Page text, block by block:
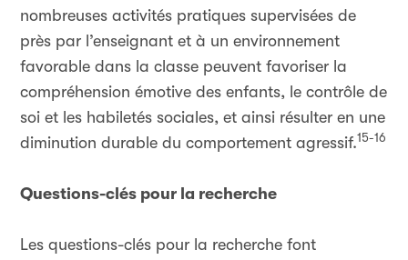
nombreuses activités pratiques supervisées de
près par l’enseignant et à un environnement
favorable dans la classe peuvent favoriser la
compréhension émotive des enfants, le contrôle de
soi et les habiletés sociales, et ainsi résulter en une
diminution durable du comportement agressif.15-16
Questions-clés pour la recherche
Les questions-clés pour la recherche font